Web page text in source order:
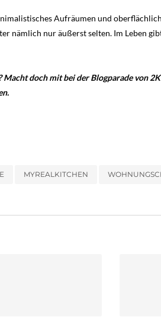
Aufräumen und
nämlich nur äußerst selten. Im Leben
Macht doch mit bei der Blogparade von
MYREALKITCHEN